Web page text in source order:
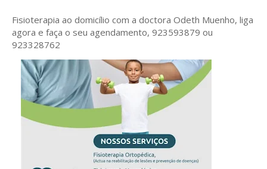
Fisioterapia ao domicílio com a doctora Odeth Muenho, liga
agora e faça o seu agendamento, 923593879 ou
923328762